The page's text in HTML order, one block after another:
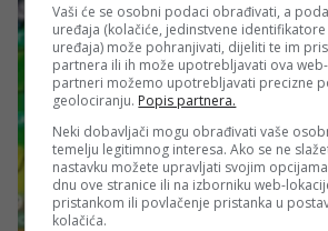
Vaši će se osobni podaci obrađivati, a
uređaja (kolačiće, jedinstvene
uređaja) može pohranjivati, dijeliti te im
partnera ili ih može upotrebljavati ova
partneri možemo upotrebljavati precizne
geolociranju. Popis partnera.
Neki dobavljači mogu obrađivati vaše
temelju legitimnog interesa. Ako se ne
nastavku možete upravljati svojim
dnu ove stranice ili na izborniku web-
pristankom ili povlačenje pristanka u
kolačića.